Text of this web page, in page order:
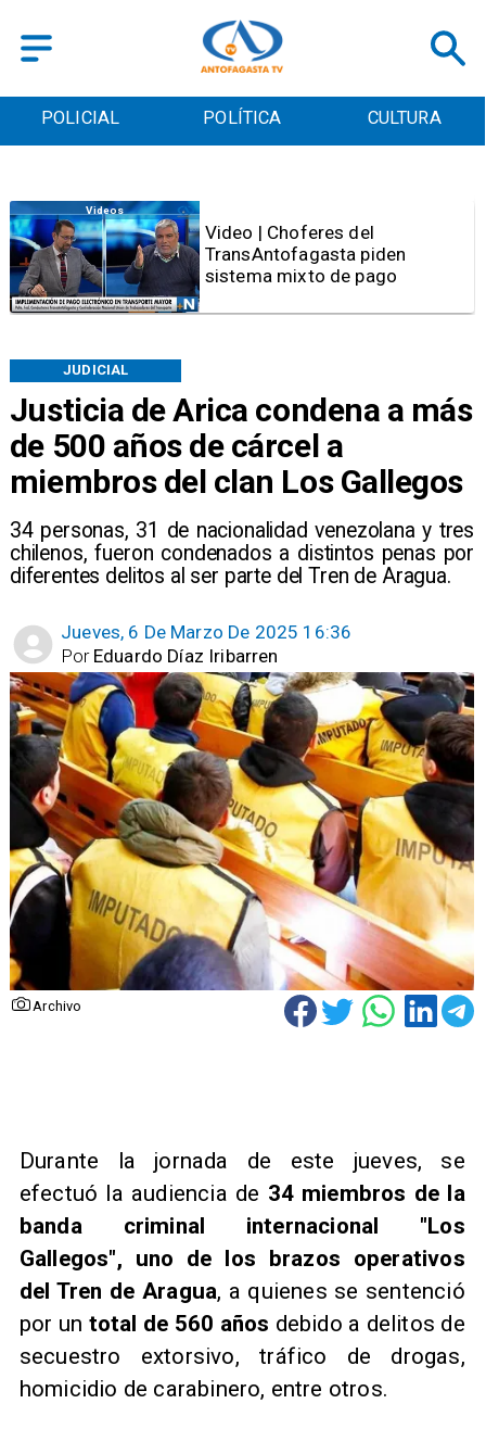
POLICIAL POLÍTICA CULTURA
Justicia de Arica condena a más
de 500 años de cárcel a
miembros del clan Los Gallegos
​34 personas, 31 de nacionalidad venezolana y tres
chilenos, fueron condenados a distintos penas por
diferentes delitos al ser parte del Tren de Aragua.
JUDICIAL
Jueves, 6 De Marzo De 2025 16:36
Eduardo Díaz Iribarren
Por
Archivo
Videos
Video | Choferes del
TransAntofagasta piden
sistema mixto de pago
​Durante la jornada de este jueves, se
efectuó la audiencia de 34 miembros de la
banda criminal internacional "Los
Gallegos", uno de los brazos operativos
del Tren de Aragua, a quienes se sentenció
por un total de 560 años debido a delitos de
secuestro extorsivo, tráfico de drogas,
homicidio de carabinero, entre otros.